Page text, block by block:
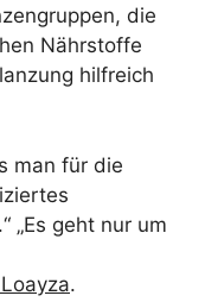
die
Nährstoffe
hilfreich
man für die
„Es geht nur um
.